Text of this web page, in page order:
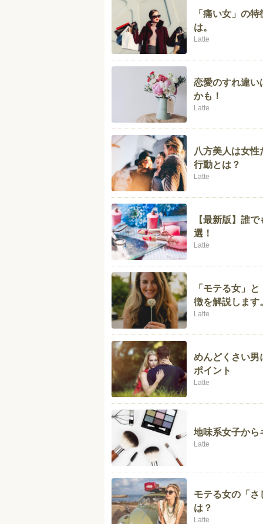
「痛い女」の
は。
Latte
恋愛のすれ違い
かも！
Latte
八方美人は女
行動とは？
Latte
【最新版】誰
選！
Latte
「モテる女」
徴を解説します
Latte
めんどくさい男
ポイント
Latte
地味系女子から
Latte
モテる女の「さ
は？
Latte